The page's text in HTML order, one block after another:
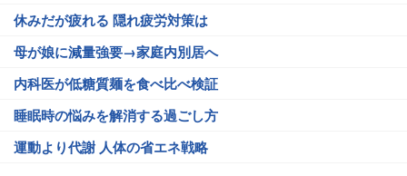
休みだが疲れる 隠れ疲労対策は
母が娘に減量強要→家庭内別居へ
内科医が低糖質麺を食べ比べ検証
睡眠時の悩みを解消する過ごし方
運動より代謝 人体の省エネ戦略